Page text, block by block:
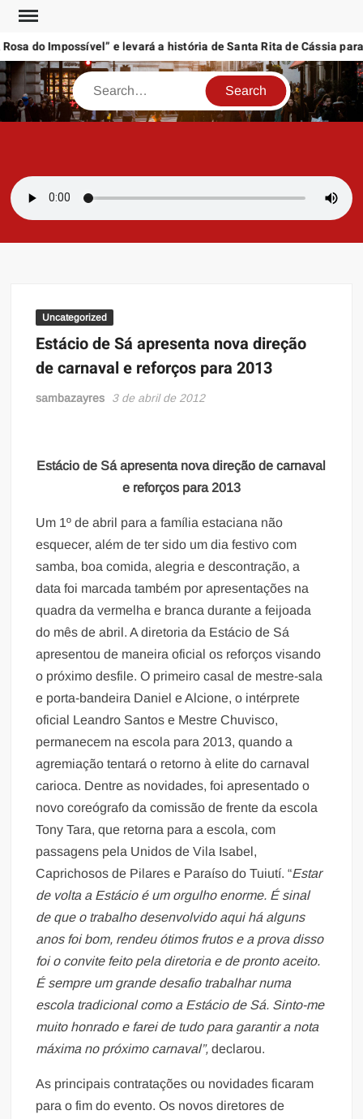
Skip
content
do Impossível” e levará a história de Santa Rita de Cássia para
Search
Uncategorized
Estácio de Sá apresenta nova direção
de carnaval e reforços para 2013
sambazayres 3 de abril de 2012
Estácio de Sá apresenta nova direção de carnaval
e reforços para 2013
Um 1º de abril para a família estaciana não
esquecer, além de ter sido um dia festivo com
samba, boa comida, alegria e descontração, a
data foi marcada também por apresentações na
quadra da vermelha e branca durante a feijoada
do mês de abril. A diretoria da Estácio de Sá
apresentou de maneira oficial os reforços visando
o próximo desfile. O primeiro casal de mestre-sala
e porta-bandeira Daniel e Alcione, o intérprete
oficial Leandro Santos e Mestre Chuvisco,
permanecem na escola para 2013, quando a
agremiação tentará o retorno à elite do carnaval
carioca. Dentre as novidades, foi apresentado o
novo coreógrafo da comissão de frente da escola
Tony Tara, que retorna para a escola, com
passagens pela Unidos de Vila Isabel,
Caprichosos de Pilares e Paraíso do Tuiutí. “Estar
de volta a Estácio é um orgulho enorme. É sinal
de que o trabalho desenvolvido aqui há alguns
anos foi bom, rendeu ótimos frutos e a prova disso
foi o convite feito pela diretoria e de pronto aceito.
É sempre um grande desafio trabalhar numa
escola tradicional como a Estácio de Sá. Sinto-me
muito honrado e farei de tudo para garantir a nota
máxima no próximo carnaval”, declarou.
As principais contratações ou novidades ficaram
para o fim do evento. Os novos diretores de